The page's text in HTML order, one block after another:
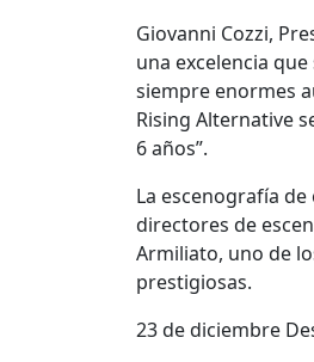
Giovanni Cozzi,
una excelencia
siempre enormes
Rising Alternative
6 años”.
La escenografía
directores de
Armiliato, uno de
prestigiosas.
23 de diciembre